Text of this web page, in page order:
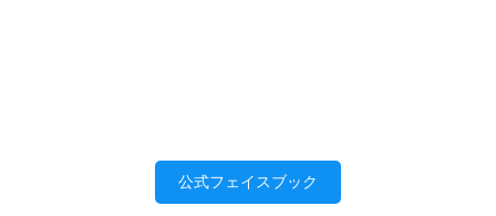
公式フェイスブック